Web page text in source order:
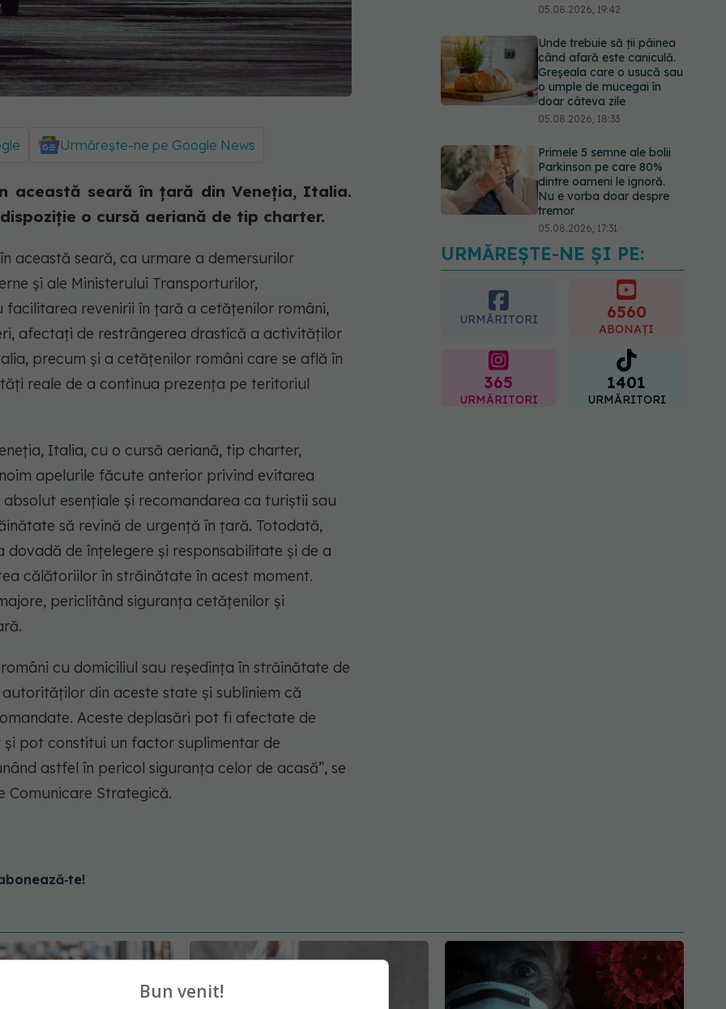
Urmărește-ne pe Google News
această seară în țară din Veneția, Italia.
o cursă aeriană de tip charter.
această seară, ca urmare a demersurilor
și ale Ministerului Transporturilor,
revenirii în țară a cetățenilor români,
afectați de restrângerea drastică a activităților
precum și a cetățenilor români care se află în
reale de a continua prezența pe teritoriul
Italia, cu o cursă aeriană, tip charter,
apelurile făcute anterior privind evitarea
esențiale și recomandarea ca turiștii sau
să revină de urgență în țară. Totodată,
de înțelegere și responsabilitate și de a
călătoriilor în străinătate în acest moment.
periclitând siguranța cetățenilor și
cu domiciliul sau reședința în străinătate de
din aceste state și subliniem că
Aceste deplasări pot fi afectate de
pot constitui un factor suplimentar de
astfel în pericol siguranța celor de acasă”, se
Comunicare Strategică.
05.08.2026, 19:42
Unde trebuie să ții pâinea
când afară este caniculă.
Greșeala care o usucă sau
o umple de mucegai în
doar câteva zile
05.08.2026, 18:33
Primele 5 semne ale bolii
Parkinson pe care 80%
dintre oameni le ignoră.
Nu e vorba doar despre
tremor
05.08.2026, 17:31
Gabriela Cristea, manifest
pentru respect și
acceptare: Corpul
fiecăruia spune o poveste
05.08.2026, 21:23
URMĂREȘTE-NE ȘI PE:
URMĂRITORI 6560
ABONAȚI
365
URMĂRITORI
1401
URMĂRITORI
Bun venit!